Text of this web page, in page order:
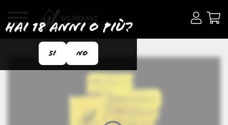
Hai 18 anni o più?
Si No